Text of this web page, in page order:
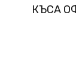
КЪСА